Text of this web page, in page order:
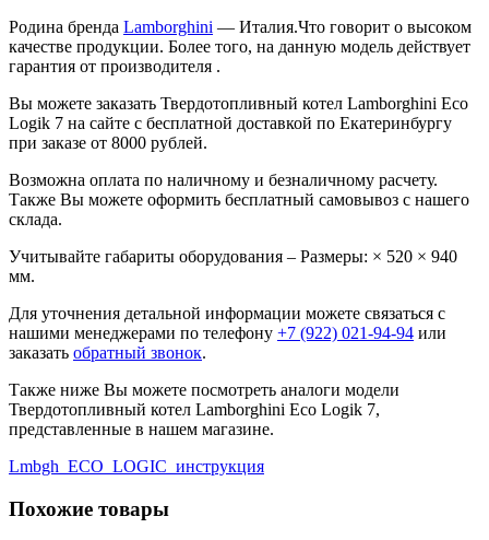
Родина бренда Lamborghini — Италия.Что говорит о высоком
качестве продукции. Более того, на данную модель действует
гарантия от производителя .
Вы можете заказать Твердотопливный котел Lamborghini Eco
Logik 7 на сайте с бесплатной доставкой по Екатеринбургу
при заказе от 8000 рублей.
Возможна оплата по наличному и безналичному расчету.
Также Вы можете оформить бесплатный самовывоз с нашего
склада.
Учитывайте габариты оборудования – Размеры: × 520 × 940
мм.
Для уточнения детальной информации можете связаться с
нашими менеджерами по телефону +7 (922) 021-94-94 или
заказать обратный звонок.
Также ниже Вы можете посмотреть аналоги модели
Твердотопливный котел Lamborghini Eco Logik 7,
представленные в нашем магазине.
Lmbgh_ECO_LOGIC_инструкция
Похожие товары